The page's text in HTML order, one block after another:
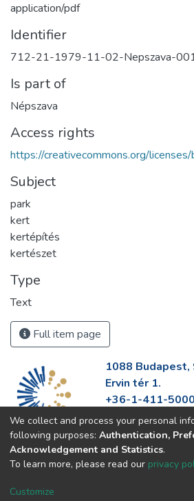
application/pdf
Identifier
712-21-1979-11-02-Nepszava-
Is part of
Népszava
Access rights
https://creativecommons.org/
Subject
park
kert
kertépítés
kertészet
Type
Text
Full item page
1088 Budapest,
Ervin tér 1.
+36-1-411-5000
info@fszek.hu
https://fszek.hu
We collect and process your personal
following purposes: Authentication,
Acknowledgement and Statistics.
To learn more, please read our privacy
Customize